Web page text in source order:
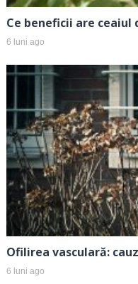
Ce beneficii are ceaiul
6 luni ago
Ofilirea vasculară:
6 luni ago